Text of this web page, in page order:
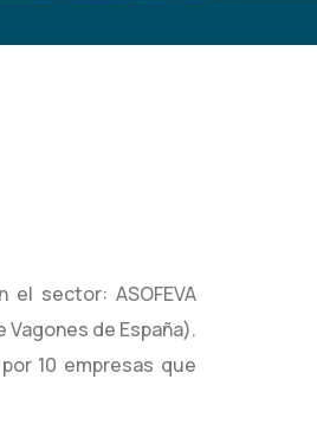
sector: ASOFEVA
de España).
10 empresas que